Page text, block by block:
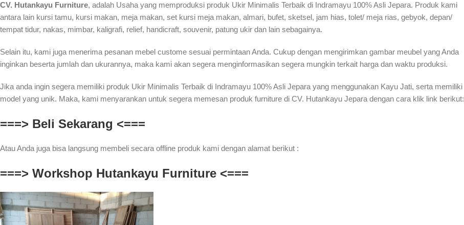
CV. Hutankayu Furniture, adalah Usaha yang memproduksi produk Ukir Minimalis Terbaik di Indramayu 100% Asli Jepara. Produk kami
antara lain kursi tamu, kursi makan, meja makan, set kursi meja makan, almari, bufet, sketsel, jam hias, tolet/ meja rias, gebyok, depan/
tempat tidur, nakas, mimbar, kaligrafi, relief, handicraft, souvenir, patung ukir dan lain sebagainya.
Selain itu, kami juga menerima pesanan mebel custome sesuai permintaan Anda. Cukup dengan mengirimkan gambar meubel yang Anda
inginkan beserta jumlah dan ukurannya, maka kami akan segera menginformasikan segera mungkin terkait harga dan waktu produksi.
Jika anda ingin segera memiliki produk Ukir Minimalis Terbaik di Indramayu 100% Asli Jepara yang menggunakan Kayu Jati, serta memiliki
model yang unik. Maka, kami menyarankan untuk segera memesan produk furniture di CV. Hutankayu Jepara dengan cara klik link berikut:
===> Beli Sekarang <===
Atau Anda juga bisa langsung membeli secara offline produk kami dengan alamat berikut :
===> Workshop Hutankayu Furniture <===